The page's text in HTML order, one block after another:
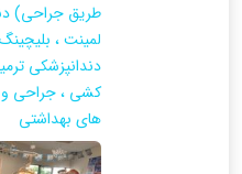
طریق جراحی)
لمینت ،
دندانپزشکی
کشی ، جراحی و
های بهداشتی